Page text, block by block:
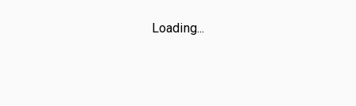
Loading...